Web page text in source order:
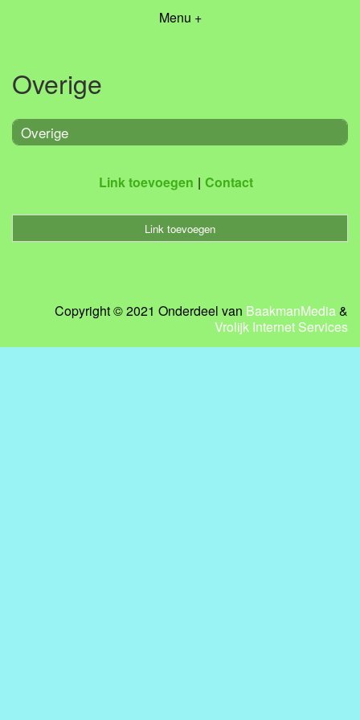
Menu +
Overige
Overige
Link toevoegen Contact
Link toevoegen
Copyright © 2021 Onderdeel van BaakmanMedia&
Vrolijk Internet Services